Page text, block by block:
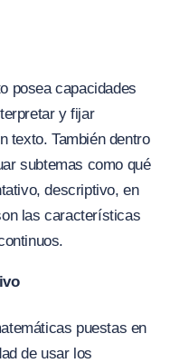
posea capacidades
y fijar
texto. También dentro
subtemas como qué
descriptivo, en
las características
puestas en
de usar los